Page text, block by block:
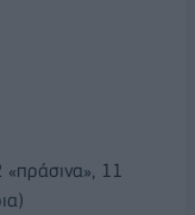
«πράσινα», 11